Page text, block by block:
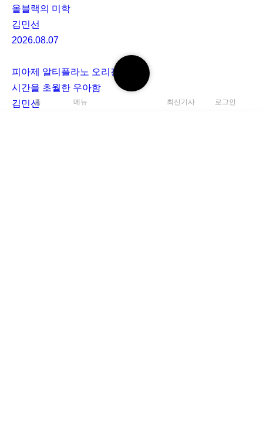
검
색
홈 메뉴 최신기사 로그인
올블랙의 미학
김민선
2026.08.07
피아제 알티플라노 오리진 38mm
시간을 초월한 우아함
김민선